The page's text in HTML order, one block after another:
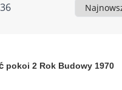
36 Sortowanie
pokoi 2 Rok Budowy 1970